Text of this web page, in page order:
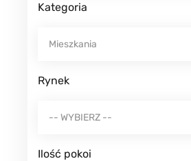
Kategoria
Rynek
Ilość pokoi